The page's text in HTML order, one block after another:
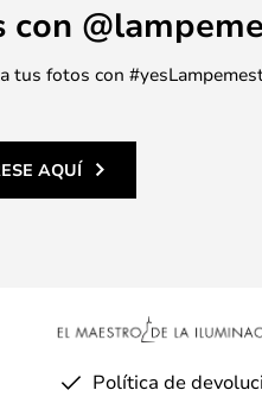
fotos con
AQUÍ
Política de